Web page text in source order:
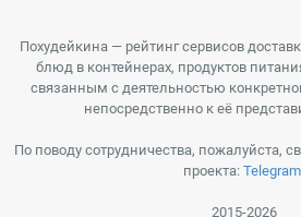
Похудейкина — рейтинг сервисов
блюд в контейнерах, продуктов
связанным с деятельностью
непосредственно к её
По поводу сотрудничества, пожалуйста,
проекта:Telegram
2015-2026